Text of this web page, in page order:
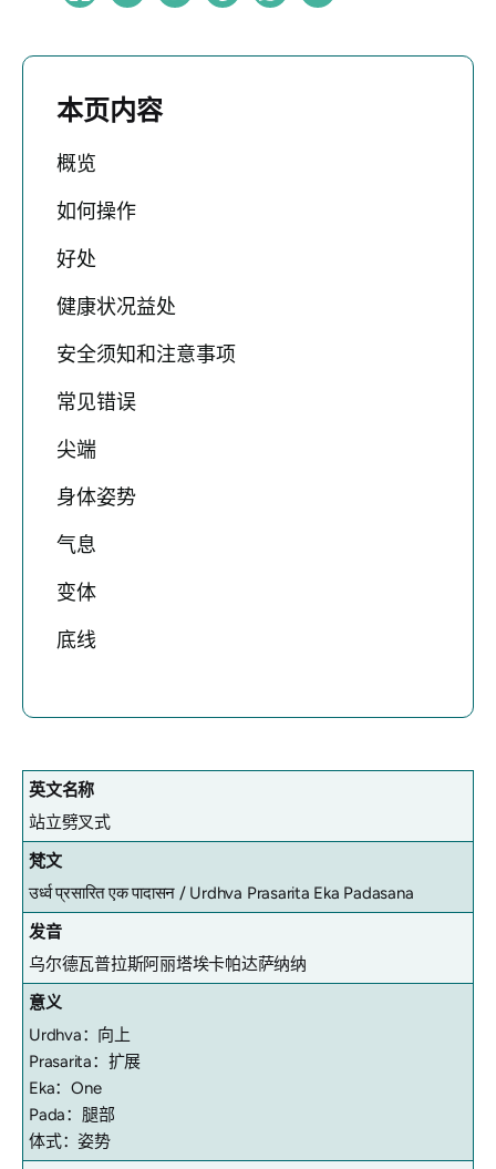
本页内容
概览
如何操作
好处
健康状况益处
安全须知和注意事项
常见错误
尖端
身体姿势
气息
变体
底线
英文名称
站立劈叉式
梵文
उर्ध्व प्रसारित एक पादासन / Urdhva Prasarita Eka Padasana
发音
乌尔德瓦普拉斯阿丽塔埃卡帕达萨纳纳
意义
Urdhva：向上
Prasarita：扩展
Eka：One
Pada：腿部
体式：姿势